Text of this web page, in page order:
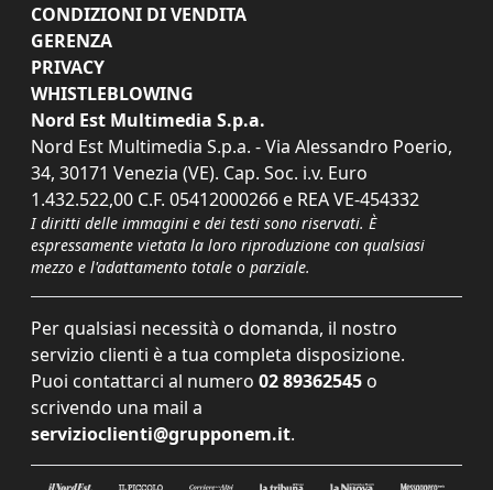
CONDIZIONI DI VENDITA
GERENZA
PRIVACY
WHISTLEBLOWING
Nord Est Multimedia S.p.a.
Nord Est Multimedia S.p.a. - Via Alessandro Poerio,
34, 30171 Venezia (VE). Cap. Soc. i.v. Euro
1.432.522,00 C.F. 05412000266 e REA VE-454332
I diritti delle immagini e dei testi sono riservati. È
espressamente vietata la loro riproduzione con qualsiasi
mezzo e l'adattamento totale o parziale.
Per qualsiasi necessità o domanda, il nostro
servizio clienti è a tua completa disposizione.
Puoi contattarci al numero 02 89362545 o
scrivendo una mail a
servizioclienti@grupponem.it.